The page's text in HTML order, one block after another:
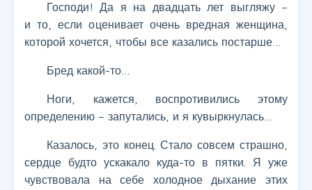
Господи! Да я на двадцать лет выгляжу –
и то, если оценивает очень вредная женщина,
которой хочется, чтобы все казались постарше…
Бред какой-то…
Ноги, кажется, воспротивились этому
определению – запутались, и я кувыркнулась…
Казалось, это конец. Стало совсем страшно,
сердце будто ускакало куда-то в пятки. Я уже
чувствовала на себе холодное дыхание этих